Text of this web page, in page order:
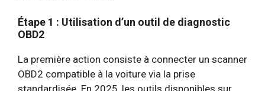
Étape 1 : Utilisation d’un outil de diagnostic
OBD2
La première action consiste à connecter un scanner
OBD2 compatible à la voiture via la prise
standardisée. En 2025, les outils disponibles sur